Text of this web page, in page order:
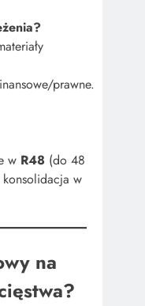
prawne.
w R48 (do 48
w
na